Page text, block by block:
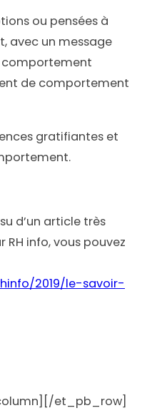
ou pensées à
avec un message
comportement
de comportement
gratifiantes et
d’un article très
info, vous pouvez
2019/le-savoir-
et_pb_row]